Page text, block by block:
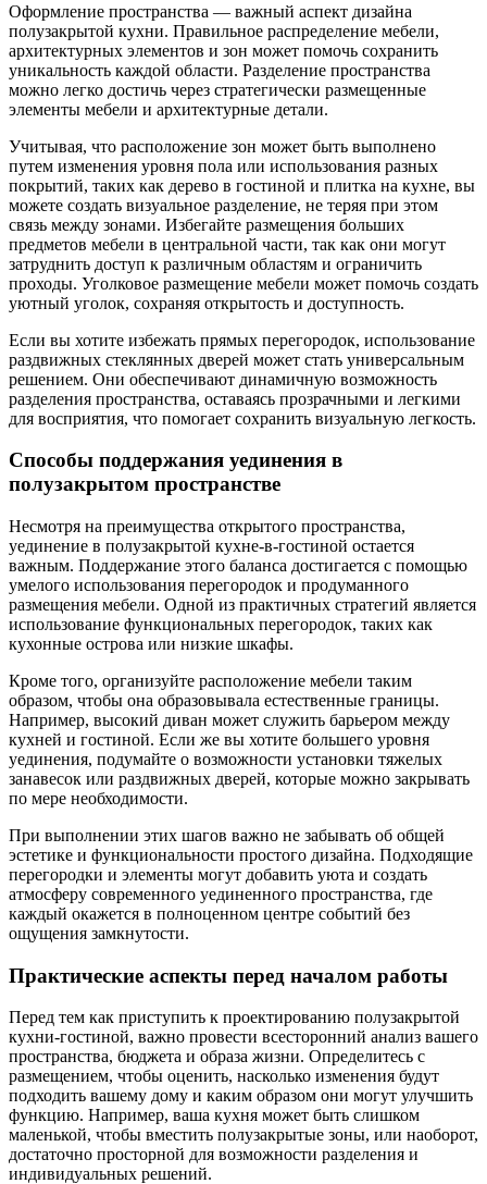
Оформление пространства — важный аспект дизайна
полузакрытой кухни. Правильное распределение мебели,
архитектурных элементов и зон может помочь сохранить
уникальность каждой области. Разделение пространства
можно легко достичь через стратегически размещенные
элементы мебели и архитектурные детали.
Учитывая, что расположение зон может быть выполнено
путем изменения уровня пола или использования разных
покрытий, таких как дерево в гостиной и плитка на кухне, вы
можете создать визуальное разделение, не теряя при этом
связь между зонами. Избегайте размещения больших
предметов мебели в центральной части, так как они могут
затруднить доступ к различным областям и ограничить
проходы. Уголковое размещение мебели может помочь создать
уютный уголок, сохраняя открытость и доступность.
Если вы хотите избежать прямых перегородок, использование
раздвижных стеклянных дверей может стать универсальным
решением. Они обеспечивают динамичную возможность
разделения пространства, оставаясь прозрачными и легкими
для восприятия, что помогает сохранить визуальную легкость.
Способы поддержания уединения в
полузакрытом пространстве
Несмотря на преимущества открытого пространства,
уединение в полузакрытой кухне-в-гостиной остается
важным. Поддержание этого баланса достигается с помощью
умелого использования перегородок и продуманного
размещения мебели. Одной из практичных стратегий является
использование функциональных перегородок, таких как
кухонные острова или низкие шкафы.
Кроме того, организуйте расположение мебели таким
образом, чтобы она образовывала естественные границы.
Например, высокий диван может служить барьером между
кухней и гостиной. Если же вы хотите большего уровня
уединения, подумайте о возможности установки тяжелых
занавесок или раздвижных дверей, которые можно закрывать
по мере необходимости.
При выполнении этих шагов важно не забывать об общей
эстетике и функциональности простого дизайна. Подходящие
перегородки и элементы могут добавить уюта и создать
атмосферу современного уединенного пространства, где
каждый окажется в полноценном центре событий без
ощущения замкнутости.
Практические аспекты перед началом работы
Перед тем как приступить к проектированию полузакрытой
кухни-гостиной, важно провести всесторонний анализ вашего
пространства, бюджета и образа жизни. Определитесь с
размещением, чтобы оценить, насколько изменения будут
подходить вашему дому и каким образом они могут улучшить
функцию. Например, ваша кухня может быть слишком
маленькой, чтобы вместить полузакрытые зоны, или наоборот,
достаточно просторной для возможности разделения и
индивидуальных решений.